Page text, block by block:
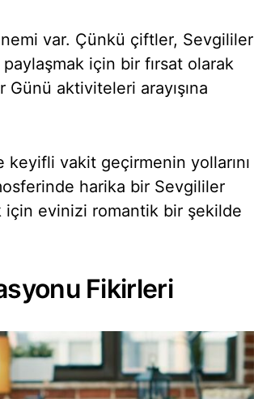
var. Çünkü çiftler, Sevgililer
için bir fırsat olarak
aktiviteleri arayışına
vakit geçirmenin yollarını
harika bir Sevgililer
evinizi romantik bir şekilde
Fikirleri